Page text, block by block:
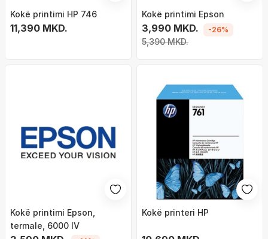
Kokë printimi HP 746
11,390 MKD.
Kokë printimi Epson
3,990 MKD.
5,390 MKD.
-26%
Kokë printimi Epson,
termale, 6000 IV
Kokë printeri HP